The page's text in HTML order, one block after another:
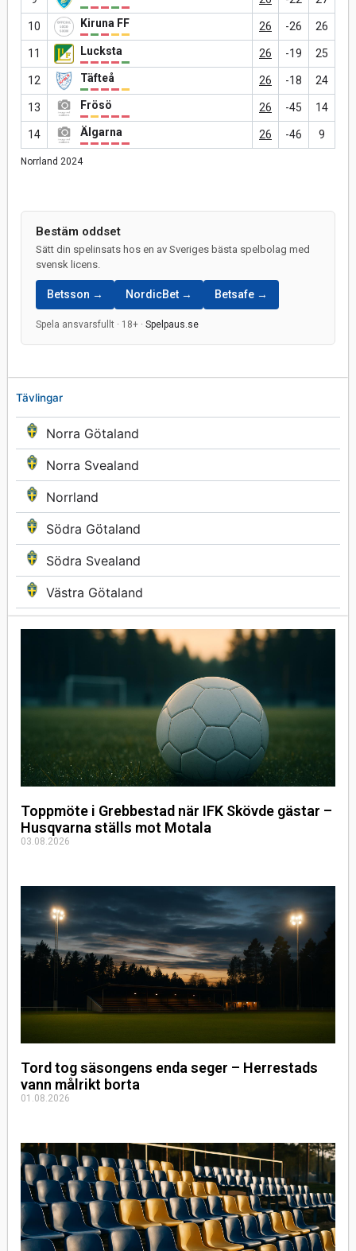
Tävlingar
Norra Götaland
Norra Svealand
Norrland
Södra Götaland
Södra Svealand
Västra Götaland
Toppmöte i Grebbestad när IFK Skövde gästar –
Husqvarna ställs mot Motala
03.08.2026
Tord tog säsongens enda seger – Herrestads
vann målrikt borta
01.08.2026
10 Kiruna FF 26 -26 26
11 Lucksta 26 -19 25
12 Täfteå 26 -18 24
13 Frösö 26 -45 14
14 Älgarna 26 -46 9
Norrland 2024
Bestäm oddset
Sätt din spelinsats hos en av Sveriges bästa spelbolag med
svensk licens.
Betsson → NordicBet → Betsafe →
Spela ansvarsfullt · 18+ · Spelpaus.se